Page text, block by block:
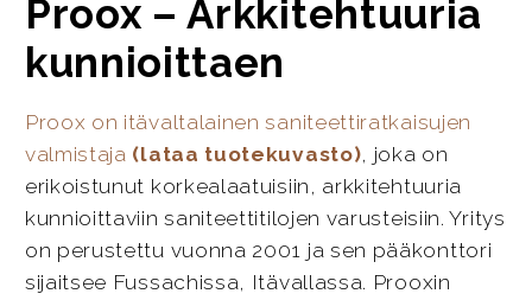
Proox – Arkkitehtuuria
kunnioittaen
Proox on itävaltalainen saniteettiratkaisujen
valmistaja (lataa tuotekuvasto), joka on
erikoistunut korkealaatuisiin, arkkitehtuuria
kunnioittaviin saniteettitilojen varusteisiin. Yritys
on perustettu vuonna 2001 ja sen pääkonttori
sijaitsee Fussachissa, Itävallassa. Prooxin